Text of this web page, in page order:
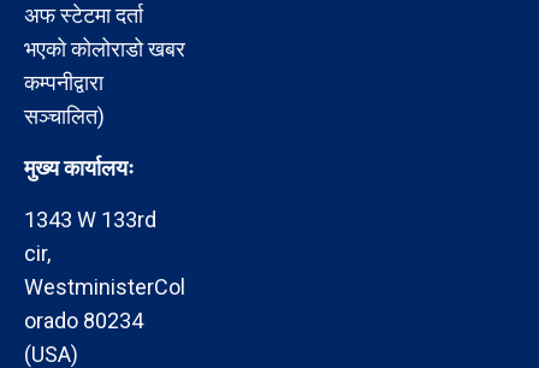
अफ स्टेटमा दर्ता
भएको कोलोराडो खबर
कम्पनीद्वारा
सञ्चालित)
मुख्य कार्यालयः
1343 W 133rd
cir,
WestministerCol
orado 80234
(USA)